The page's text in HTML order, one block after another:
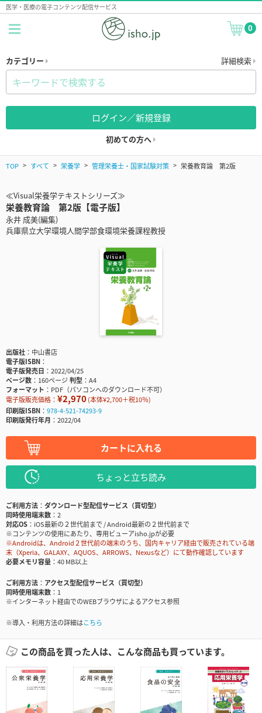
医学・医療の電子コンテンツ配信サービス
0
カテゴリー 詳細検索
ログイン／新規登録
初めての方へ
TOP すべて 栄養学 管理栄養士・国家試験対策 栄養教育論 第2版
≪Visual栄養学テキストシリーズ≫
栄養教育論 第2版【電子版】
永井 成美(編集)
兵庫県立大学環境人間学部食環境栄養課程教授
出版社
中山書店
電子版ISBN
電子版発売日
2022/04/25
ページ数
160ページ判型
A4
フォーマット
PDF（パソコンへのダウンロード不可）
電子版販売価格： ¥2,970(本体¥2,700＋税10％)
印刷版ISBN
978-4-521-74293-9
印刷版発行年月
2022/04
カートに入れる
ちょっと立ち読み
ご利用方法
ダウンロード型配信サービス（買切型）
同時使用端末数
2
対応OS
iOS最新の２世代前まで / Android最新の２世代前まで
※コンテンツの使用にあたり、専用ビューアisho.jpが必要
※Androidは、Android２世代前の端末のうち、国内キャリア経由で販売されている端
末（Xperia、GALAXY、AQUOS、ARROWS、Nexusなど）にて動作確認しています
必要メモリ容量
40 MB以上
ご利用方法
アクセス型配信サービス（買切型）
同時使用端末数
1
※インターネット経由でのWEBブラウザによるアクセス参照
※導入・利用方法の詳細はこちら
この商品を買った人は、こんな商品も買っています。